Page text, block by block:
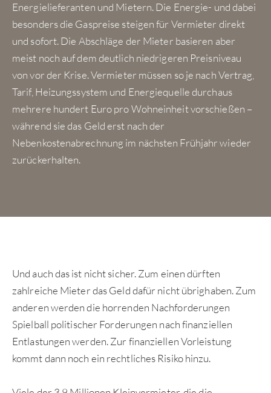
Energielieferanten und Mietern. Die Energie- und dabei
besonders die Gaspreise steigen für Vermieter direkt
und sofort. Die Abschläge der Mieter basieren aber
meist noch auf dem deutlich niedrigeren Preisniveau
von vor der Krise. Vermieter müssen so je nach Vertrag,
Tarif, Heizungssystem und Energiequelle durchaus
mehrere hundert Euro pro Wohneinheit vorschießen –
während sie das Geld erst nach der
Nebenkostenabrechnung im nächsten Frühjahr wieder
zurückerhalten.
Und auch das ist nicht sicher. Zum einen dürften
zahlreiche Mieter das Geld dafür nicht übrighaben. Zum
anderen werden die horrenden Nachforderungen
Spielball politischer Forderungen nach finanziellen
Entlastungen werden. Zur finanziellen Vorleistung
kommt dann noch ein rechtliches Risiko hinzu.